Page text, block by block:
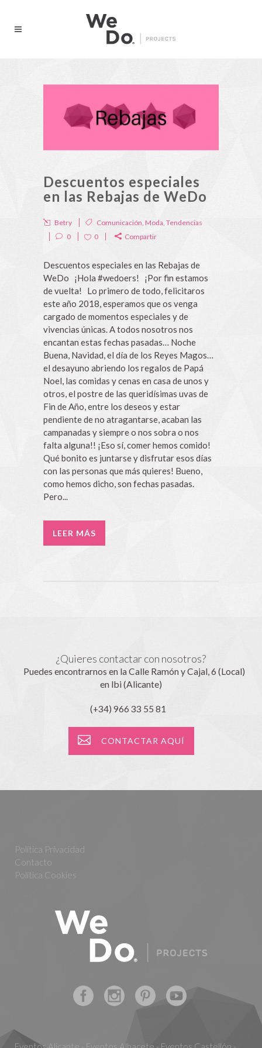
Descuentos especiales
en las Rebajas de WeDo
Betry Comunicación Moda Tendencias
0
0 Compartir
Descuentos especiales en las Rebajas de
WeDo ¡Hola #wedoers! ¡Por fin estamos
de vuelta! Lo primero de todo, felicitaros
este año 2018, esperamos que os venga
cargado de momentos especiales y de
vivencias únicas. A todos nosotros nos
encantan estas fechas pasadas… Noche
Buena, Navidad, el día de los Reyes Magos…
el desayuno abriendo los regalos de Papá
Noel, las comidas y cenas en casa de unos y
otros, el postre de las queridísimas uvas de
Fin de Año, entre los deseos y estar
pendiente de no atragantarse, acaban las
campanadas y siempre o nos sobra o nos
falta alguna!! ¡Eso sí, comer hemos comido!
Qué bonito es juntarse y disfrutar esos días
con las personas que más quieres! Bueno,
como hemos dicho, son fechas pasadas.
Pero...
LEER MÁS
¿Quieres contactar con nosotros?
Puedes encontrarnos en la Calle Ramón y Cajal, 6 (Local)
en Ibi (Alicante)
(+34) 966 33 55 81
CONTACTAR AQUÍ
Política Privacidad
Contacto
Política Cookies